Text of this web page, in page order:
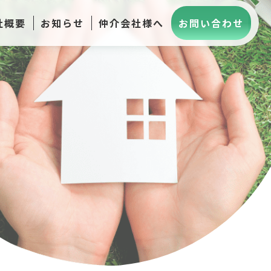
概要 お知らせ 仲介会社様へ お問い合わせ